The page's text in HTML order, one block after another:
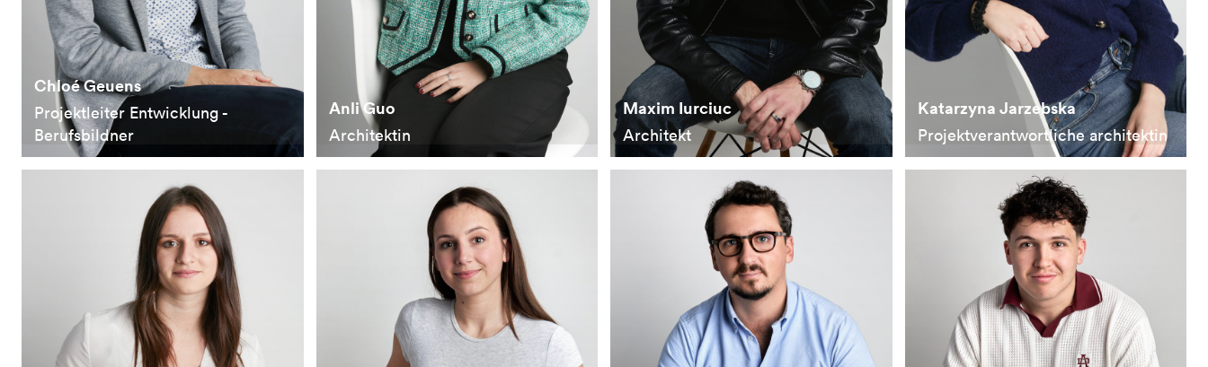
Chloé Geuens
Projektleiter Entwicklung -
Berufsbildner
Anli Guo
Architektin
Maxim Iurciuc
Architekt
Katarzyna Jarzebska
Projektverantwortliche architektin